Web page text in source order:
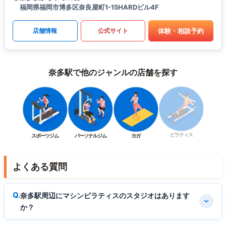
福岡県福岡市博多区奈良屋町1-15HARDビル4F
店舗情報 公式サイト 体験・相談予約
奈多駅で他のジャンルの店舗を探す
スポーツジム パーソナルジム ヨガ ピラティス
よくある質問
奈多駅周辺にマシンピラティスのスタジオはあります
か？